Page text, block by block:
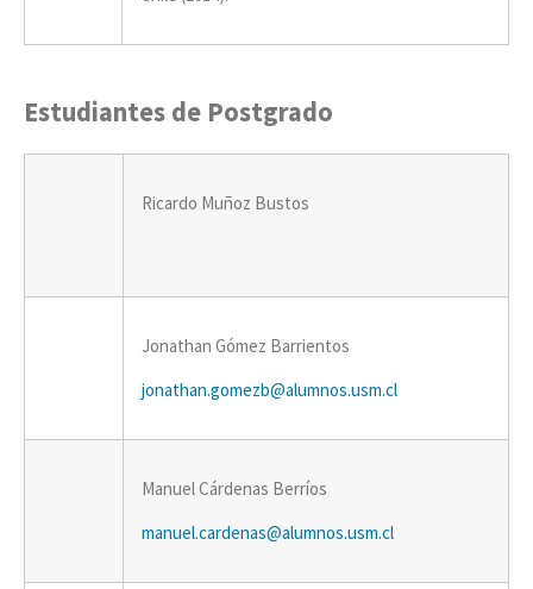
Estudiantes de Postgrado
Ricardo Muñoz Bustos
Jonathan Gómez Barrientos
jonathan.gomezb@alumnos.usm.cl
Manuel Cárdenas Berríos
manuel.cardenas@alumnos.usm.cl